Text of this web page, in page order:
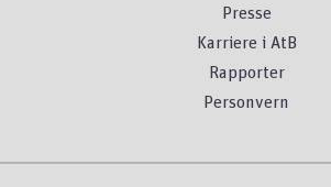
Presse
Karriere i AtB
Rapporter
Personvern